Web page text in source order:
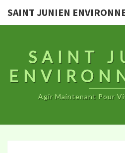
SAINT JUNIEN
SAINT
Agir Maintenant Pour